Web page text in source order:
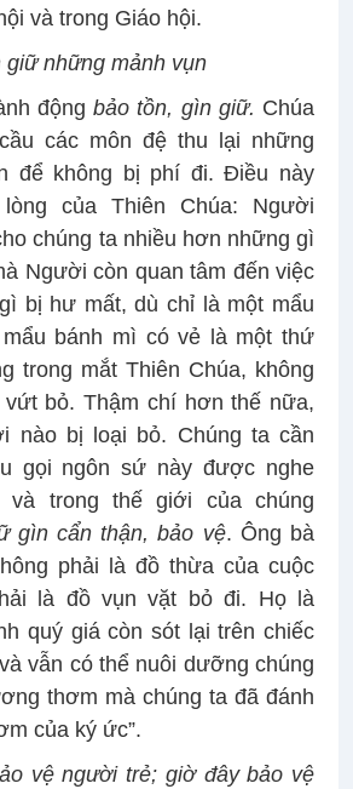
và trong Giáo hội.
giữ những mảnh vụn
độngbảo tồn, gìn giữ. Chúa
các môn đệ thu lại những
để không bị phí đi. Điều này
của Thiên Chúa: Người
chúng ta nhiều hơn những gì
Người còn quan tâm đến việc
bị hư mất, dù chỉ là một mẩu
bánh mì có vẻ là một thứ
trong mắt Thiên Chúa, không
bỏ. Thậm chí hơn thế nữa,
nào bị loại bỏ. Chúng ta cần
gọi ngôn sứ này được nghe
và trong thế giới của chúng
gìn cẩn thận, bảo vệ. Ông bà
phải là đồ thừa của cuộc
là đồ vụn vặt bỏ đi. Họ là
quý giá còn sót lại trên chiếc
vẫn có thể nuôi dưỡng chúng
thơm mà chúng ta đã đánh
của ký ức”.
vệ người trẻ; giờ đây bảo vệ